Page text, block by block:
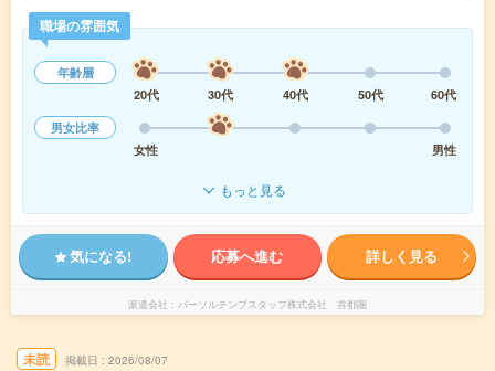
職場の雰囲気
年齢層
20代
30代 40代 50代
60代
男女比率
女性
男性
もっと見る
気になる! 応募へ進む 詳しく見る
派遣会社 パーソルテンプスタッフ株式会社 首都圏
未読 掲載日 2026/08/07